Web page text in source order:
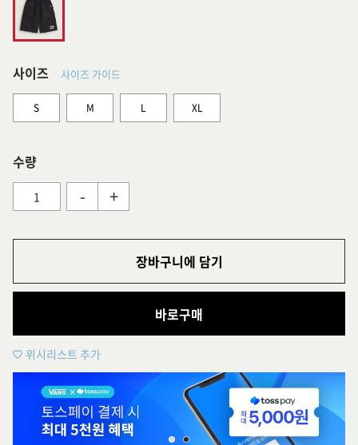
사이즈 사이즈 가이드
S M L XL
수량
- +
장바구니에 담기
바로구매
위시리스트 추가